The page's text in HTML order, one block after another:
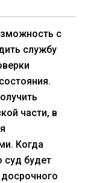
с
службу
части, в
Когда
суд будет